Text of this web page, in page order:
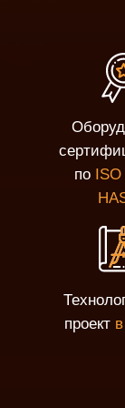
по ISO
проект